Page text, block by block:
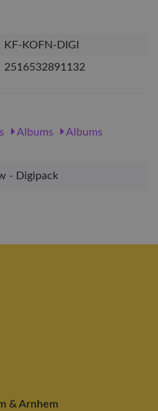
KF-KOFN-DIGI
2516532891132
Albums
Albums
- Digipack
& Arnhem